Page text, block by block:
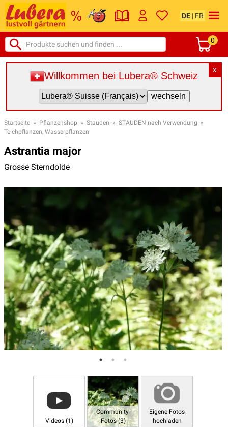
DE | FR
0
X
Willkommen bei Lubera® Schweiz
Startseite » Pflanzenshop » Stauden » STAUDEN nach Verwendung »
Teichpflanzen, Wasserpflanzen
Astrantia major
Grosse Sterndolde
Videos (1)
Community-
Fotos (3)
Eigene Fotos
hochladen